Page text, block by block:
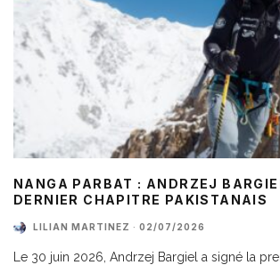
NANGA PARBAT : ANDRZEJ
DERNIER CHAPITRE PAKISTANAIS
LILIAN MARTINEZ · 02/07/2026
Le 30 juin 2026, Andrzej Bargiel a signé la